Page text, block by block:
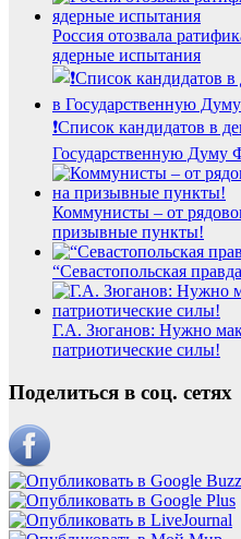
Россия отозвала
ядерные испытания
❗️Список кандидатов в
Государственную Думу
Коммунисты – от
призывные пункты!
“Севастопольская
Г.А. Зюганов: Нужно
патриотические силы!
Поделиться в соц. сетях